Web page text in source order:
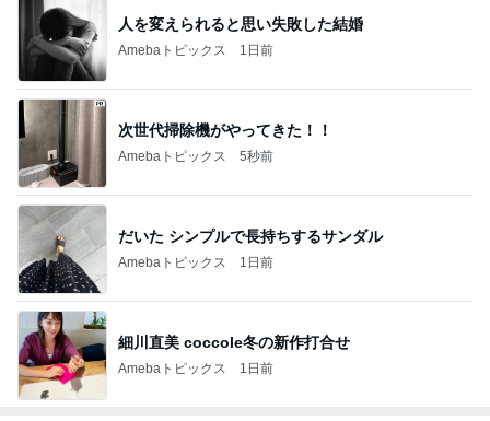
人を変えられると思い失敗した結婚
Amebaトピックス 1日前
次世代掃除機がやってきた！！
Amebaトピックス 5秒前
だいた シンプルで長持ちするサンダル
Amebaトピックス 1日前
細川直美 coccole冬の新作打合せ
Amebaトピックス 1日前